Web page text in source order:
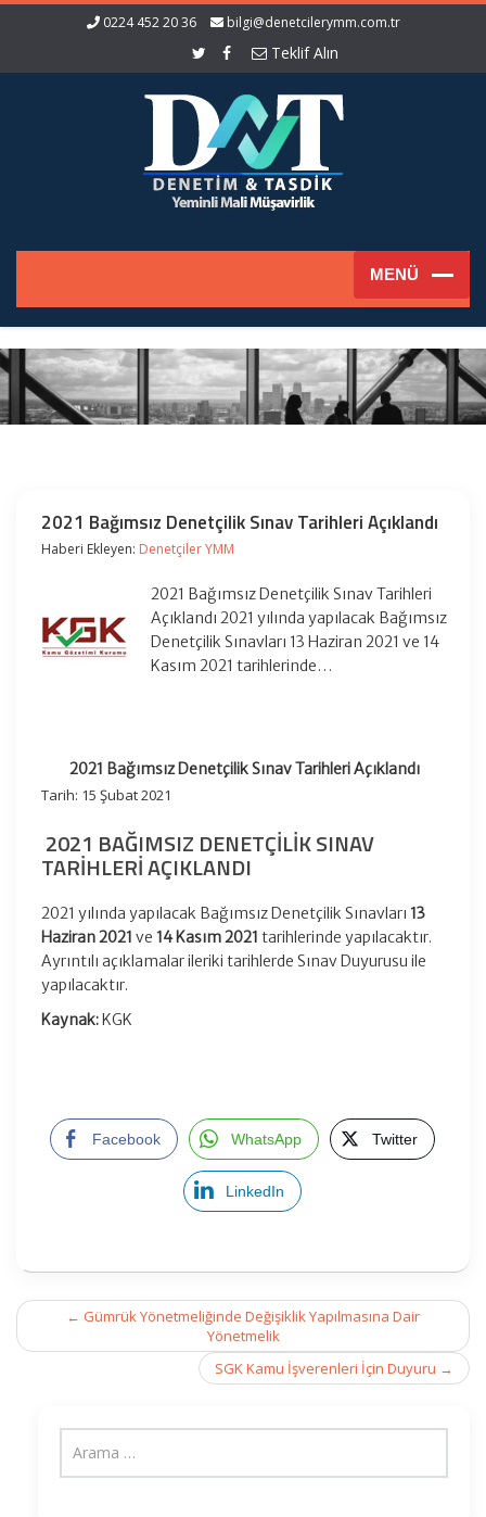
0224 452 20 36 bilgi@denetcilerymm.com.tr
Teklif Alın
2021 Bağımsız Denetçilik Sınav Tarihleri Açıklandı
Haberi Ekleyen: Denetçiler YMM
2021 Bağımsız Denetçilik Sınav Tarihleri
Açıklandı 2021 yılında yapılacak Bağımsız
Denetçilik Sınavları 13 Haziran 2021 ve 14
Kasım 2021 tarihlerinde…
2021 Bağımsız Denetçilik Sınav Tarihleri Açıklandı
Tarih: 15 Şubat 2021
2021 BAĞIMSIZ DENETÇILIK SINAV
TARIHLERI AÇIKLANDI
2021 yılında yapılacak Bağımsız Denetçilik Sınavları 13
Haziran 2021 ve 14 Kasım 2021 tarihlerinde yapılacaktır.
Ayrıntılı açıklamalar ileriki tarihlerde Sınav Duyurusu ile
yapılacaktır.
Kaynak:KGK
Facebook WhatsApp Twitter
LinkedIn
Post
navigation
← Gümrük Yönetmeliğinde Değişiklik Yapılmasına Dair
Yönetmelik
SGK Kamu İşverenleri İçin Duyuru →